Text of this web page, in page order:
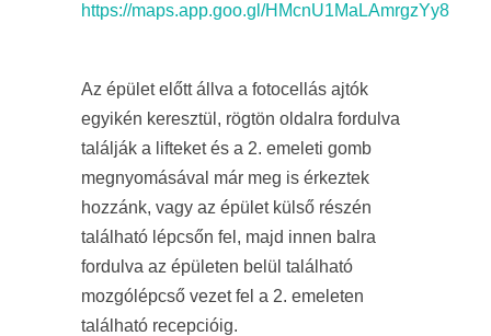
https://maps.app.goo.gl/HMcnU1MaLAmrgzYy8
Az épület előtt állva a fotocellás ajtók
egyikén keresztül, rögtön oldalra fordulva
találják a lifteket és a 2. emeleti gomb
megnyomásával már meg is érkeztek
hozzánk, vagy az épület külső részén
található lépcsőn fel, majd innen balra
fordulva az épületen belül található
mozgólépcső vezet fel a 2. emeleten
található recepcióig.